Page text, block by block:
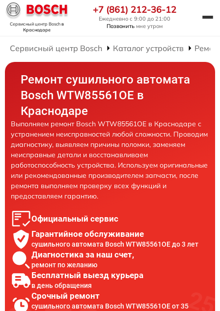
Сервисный центр Boschв
Краснодаре
+7 (861) 212-36-12
Ежедневно с 9:00 до 21:00
Позвонить мне утром
Сервисный центр Bosch Каталог устройств
Ремонт сушильного автомата
Bosch WTW85561OE в
Краснодаре
Выполняем ремонт Bosch WTW85561OE в Краснодаре с
устранением неисправностей любой сложности. Проводим
диагностику, выявляем причины поломки, заменяем
неисправные детали и восстанавливаем
работоспособность устройства. Используем оригинальные
или рекомендованные производителем запчасти, после
ремонта выполняем проверку всех функций и
предоставляем гарантию.
Официальный сервис
Гарантийное обслуживание
сушильного автомата Bosch WTW85561OE до 3 лет
Диагностика за наш счет,
ремонт по желанию
Бесплатный выезд курьера
в день обращения
Срочный ремонт
сушильного автомата Bosch WTW85561OE от 35